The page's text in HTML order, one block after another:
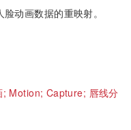
动画数据的重映射。
; Motion; Capture; 唇线分